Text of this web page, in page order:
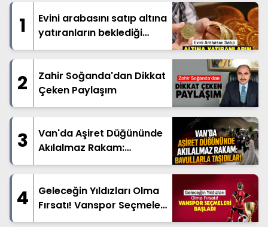
1
Evini arabasını satıp altına
yatıranların beklediği
haber geldi
2
Zahir Soğanda'dan Dikkat
Çeken Paylaşım
3
Van'da Aşiret Düğününde
Akılalmaz Rakam:
Bavullarla Taşıdılar!
4
Geleceğin Yıldızları Olma
Fırsatı! Vanspor Seçmeleri
Başladı